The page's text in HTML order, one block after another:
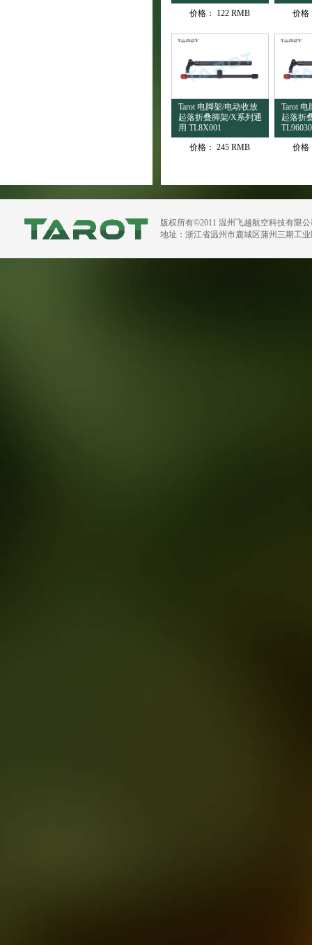
价格：
122 RMB 价格
Tarot 电脚架/电动收放
起落折叠脚架/X系列通
用 TL8X001
价格： 245 RMB
Tarot
起落折
TL96030
价格
版权所有©2011 温州飞越航空科技有限
地址：浙江省温州市鹿城区蒲州三期工业